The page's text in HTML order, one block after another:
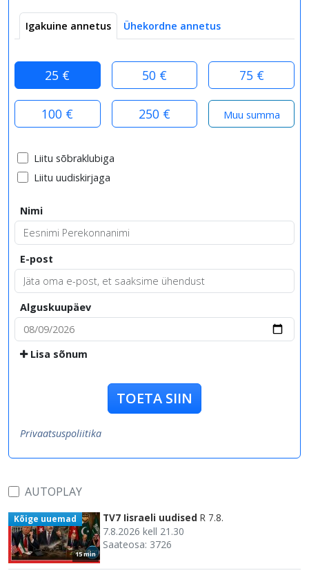
Igakuine annetus Ühekordne annetus
25 € 50 € 75 €
100 € 250 €
Liitu sõbraklubiga
Liitu uudiskirjaga
Nimi
E-post
Alguskuupäev
Lisa sõnum
TOETA SIIN
Privaatsuspoliitika
AUTOPLAY
15 min
Kõige uuemad TV7 Iisraeli uudised R 7.8.
7.8.2026 kell 21.30
Saateosa: 3726